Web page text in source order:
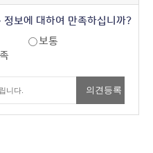
정보에 대하여 만족하십니까?
보통